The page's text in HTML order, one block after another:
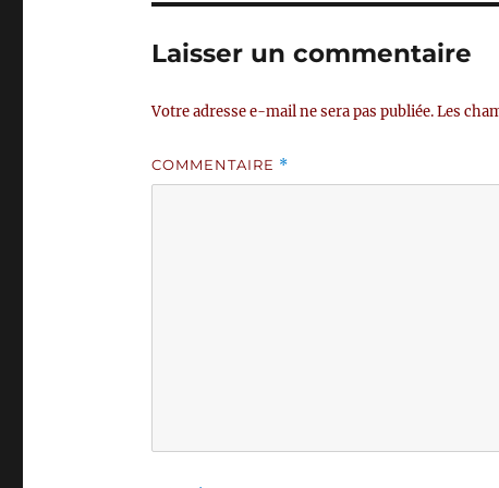
Laisser un commentaire
Votre adresse e-mail ne sera pas publiée.Les
COMMENTAIRE *